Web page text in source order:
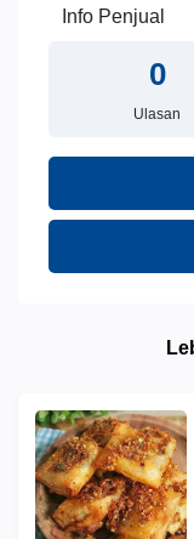
Info Penjual
0
Ulasan